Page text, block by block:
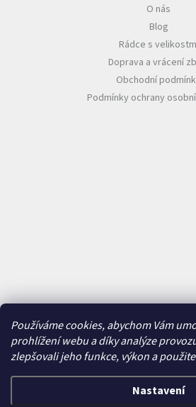
Používáme cookies, abychom Vám
prohlížení webu a díky analýze
zlepšovali jeho funkce, výkon a
Nastavení
O nás
Blog
Rádce s
Doprava a vrácení
Obchodní
Podmínky ochrany